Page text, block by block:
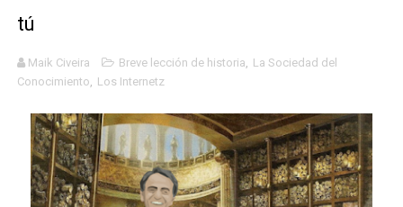
Dioses y Monstruos: Guillermo (DOS)
Dioses y Monstruos: Guillermo (UNO)
Gótico Mexicano
El mito de Frankenstein
tú
Maik Civeira Breve lección de historia, La Sociedad del
Conocimiento, Los Internetz